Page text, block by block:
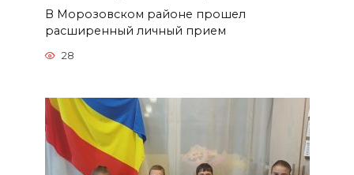
В Морозовском районе прошел
расширенный личный прием
28